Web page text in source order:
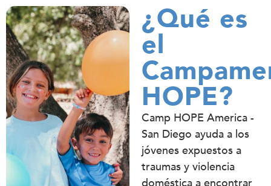
¿Qué es
el
HOPE?
Camp HOPE America -
San Diego ayuda a los
jóvenes expuestos a
traumas y violencia